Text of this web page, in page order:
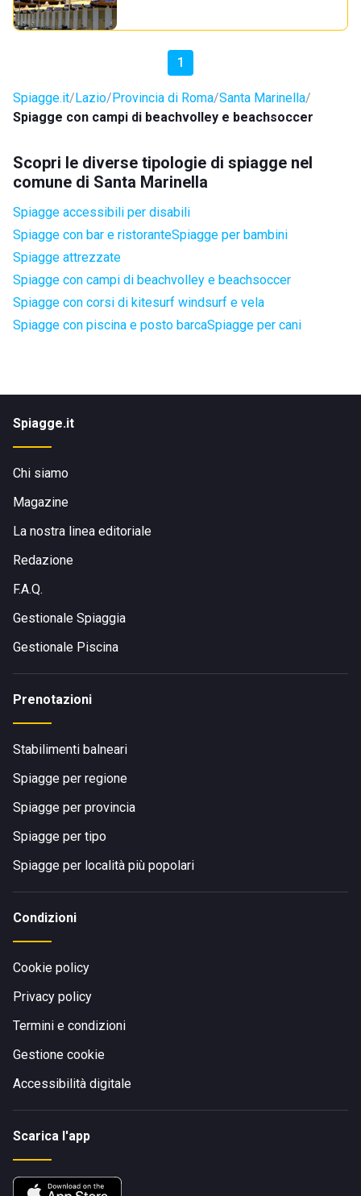
1
Spiagge.it Lazio Provincia di Roma Santa Marinella
Spiagge con campi di beachvolley e beachsoccer
Scopri le diverse tipologie di spiagge nel
comune di Santa Marinella
Spiagge accessibili per disabili
Spiagge con bar e ristoranteSpiagge per bambini
Spiagge attrezzate
Spiagge con campi di beachvolley e beachsoccer
Spiagge con corsi di kitesurf windsurf e vela
Spiagge con piscina e posto barcaSpiagge per cani
Spiagge.it
Chi siamo
Magazine
La nostra linea editoriale
Redazione
F.A.Q.
Gestionale Spiaggia
Gestionale Piscina
Prenotazioni
Stabilimenti balneari
Spiagge per regione
Spiagge per provincia
Spiagge per tipo
Spiagge per località più popolari
Condizioni
Cookie policy
Privacy policy
Termini e condizioni
Gestione cookie
Accessibilità digitale
Scarica l'app